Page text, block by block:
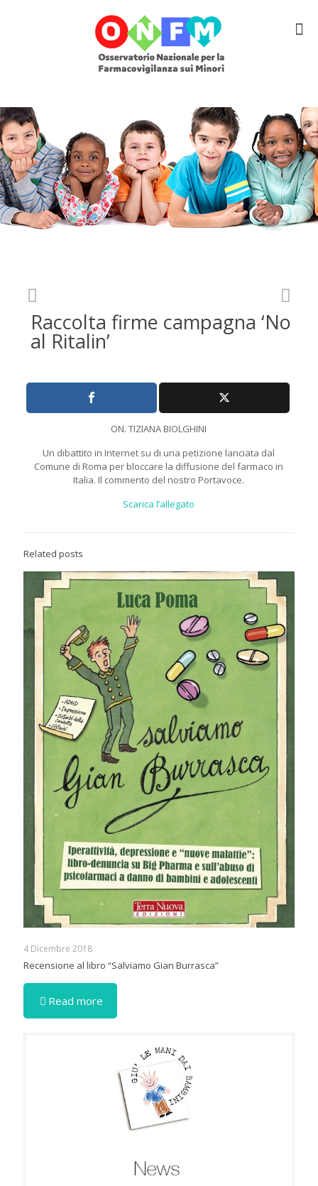
Raccolta firme campagna ‘No
al Ritalin’
ON. TIZIANA BIOLGHINI
Un dibattito in Internet su di una petizione lanciata dal
Comune di Roma per bloccare la diffusione del farmaco in
Italia. Il commento del nostro Portavoce.
Scarica l’allegato
Related posts
4 Dicembre 2018
Recensione al libro “Salviamo Gian Burrasca”
Read more